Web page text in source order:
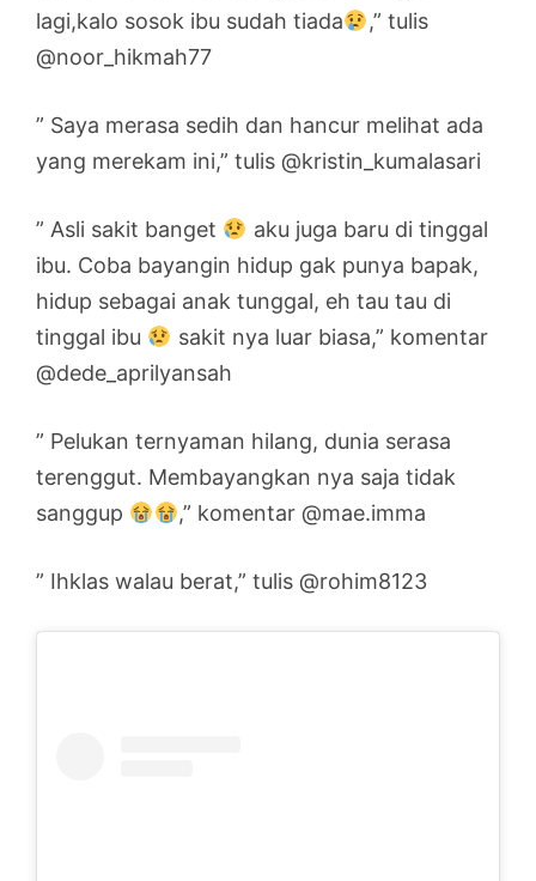
lagi,kalo sosok ibu sudah tiada
,” tulis
@noor_hikmah77
” Saya merasa sedih dan hancur melihat ada
yang merekam ini,” tulis @kristin_kumalasari
” Asli sakit banget
aku juga baru di tinggal
ibu. Coba bayangin hidup gak punya bapak,
hidup sebagai anak tunggal, eh tau tau di
tinggal ibu
sakit nya luar biasa,” komentar
@dede_aprilyansah
” Pelukan ternyaman hilang, dunia serasa
terenggut. Membayangkan nya saja tidak
sanggup
,” komentar @mae.imma
” Ihklas walau berat,” tulis @rohim8123